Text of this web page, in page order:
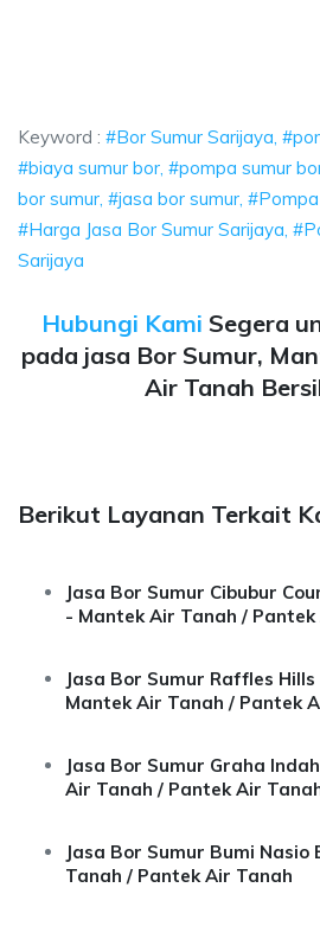
Keyword : #Bor Sumur Sarijaya,
#biaya sumur bor, #pompa sumur
bor sumur, #jasa bor sumur,
#Harga Jasa Bor Sumur Sarijaya,
Sarijaya
Hubungi Kami Segera
pada jasa Bor Sumur,
Air Tanah
Berikut Layanan Terkait
Jasa Bor Sumur Cibubur
- Mantek Air Tanah /
Jasa Bor Sumur Raffles
Mantek Air Tanah / Pantek
Jasa Bor Sumur Graha
Air Tanah / Pantek Air
Jasa Bor Sumur Bumi
Tanah / Pantek Air Tanah